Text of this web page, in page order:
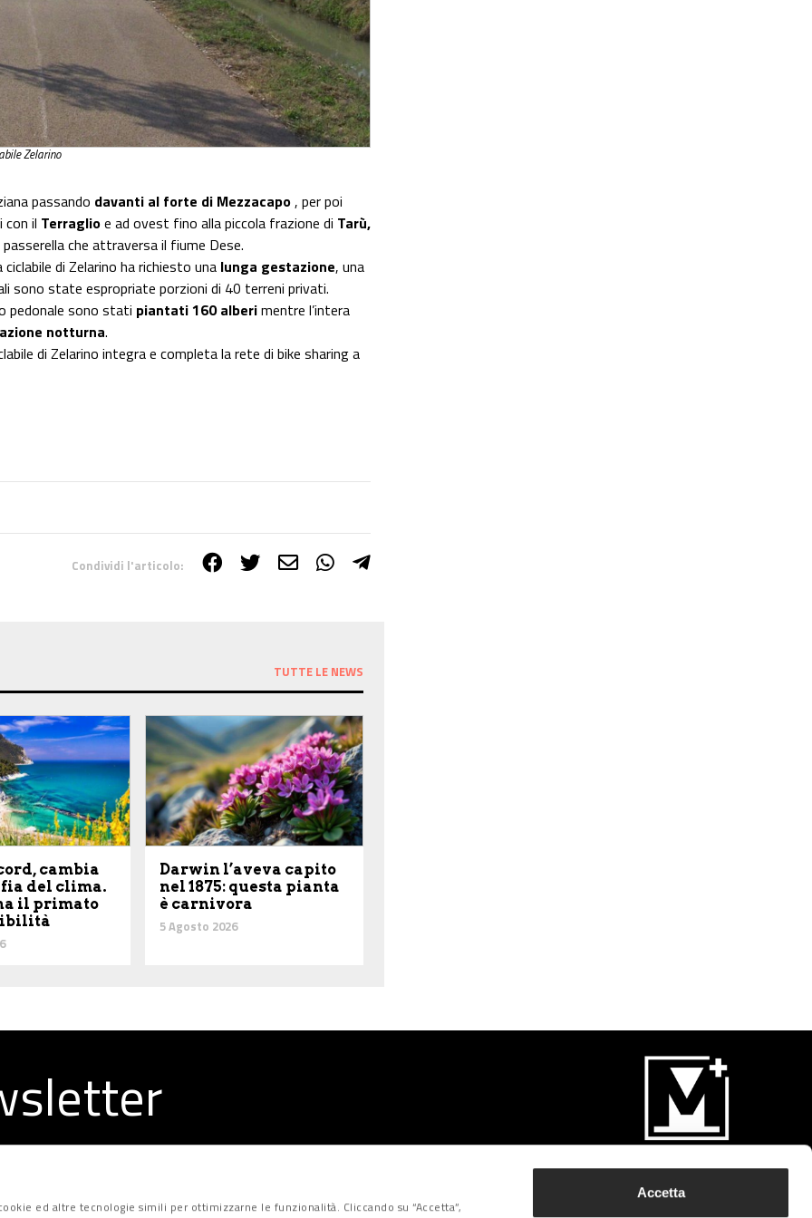
ed altre tecnologie simili per ottimizzarne le funzionalità. Cliccando su “Accetta”,
Accetta
Zelarino
passando davanti al forte di Mezzacapo, per poi
con il Terraglioe ad ovest fino alla piccola frazione di Tarù,
che attraversa il fiume Dese.
di Zelarino ha richiesto una lunga gestazione, una
sono state espropriate porzioni di 40 terreni privati.
pedonale sono stati piantati 160 alberimentre l’intera
notturna.
di Zelarino integra e completa la rete di bike sharing a
Condividi l'articolo:
TUTTE LE NEWS
cambia
del clima.
il primato
Darwin l’aveva capito
nel 1875: questa pianta
è carnivora
5 Agosto 2026
Iscriviti